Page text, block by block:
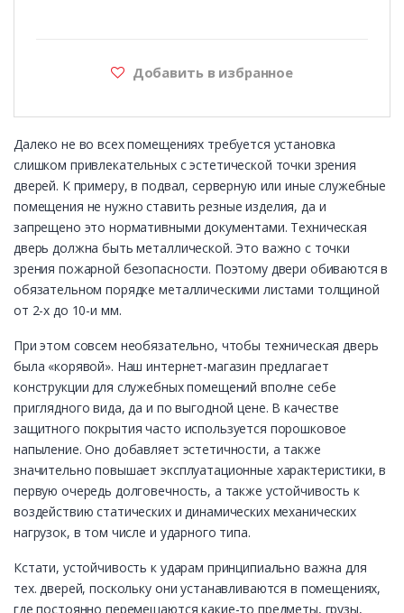
Добавить в избранное
Далеко не во всех помещениях требуется установка
слишком привлекательных с эстетической точки зрения
дверей. К примеру, в подвал, серверную или иные служебные
помещения не нужно ставить резные изделия, да и
запрещено это нормативными документами. Техническая
дверь должна быть металлической. Это важно с точки
зрения пожарной безопасности. Поэтому двери обиваются в
обязательном порядке металлическими листами толщиной
от 2-х до 10-и мм.
При этом совсем необязательно, чтобы техническая дверь
была «корявой». Наш интернет-магазин предлагает
конструкции для служебных помещений вполне себе
приглядного вида, да и по выгодной цене. В качестве
защитного покрытия часто используется порошковое
напыление. Оно добавляет эстетичности, а также
значительно повышает эксплуатационные характеристики, в
первую очередь долговечность, а также устойчивость к
воздействию статических и динамических механических
нагрузок, в том числе и ударного типа.
Кстати, устойчивость к ударам принципиально важна для
тех. дверей, поскольку они устанавливаются в помещениях,
где постоянно перемещаются какие-то предметы, грузы,